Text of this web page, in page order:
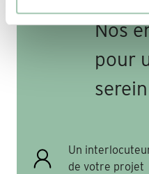
Nos
pour
serein
Un
de votre projet